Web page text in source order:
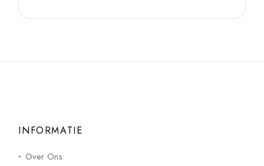
INFORMATIE
Over Ons